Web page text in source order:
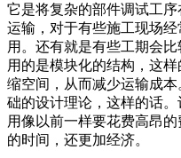
它是将复杂的部件调试工
运输，对于有些施工现场
用。还有就是有些工期会
用的是模块化的结构，这
缩空间，从而减少运输成
础的设计理论，这样的话
用像以前一样要花费高昂
的时间，还更加经济。